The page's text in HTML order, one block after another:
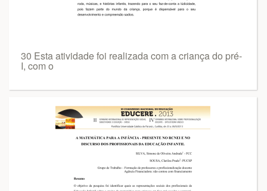
30 Esta atividade foi realizada com a criança do pré-
I, com o